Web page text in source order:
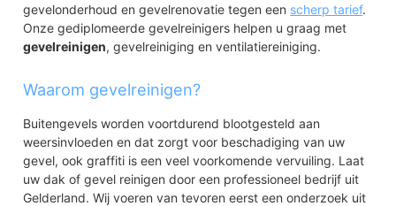
gevelonderhoud en gevelrenovatie tegen een scherp tarief.
Onze gediplomeerde gevelreinigers helpen u graag met
gevelreinigen, gevelreiniging en ventilatiereiniging.
Waarom gevelreinigen?
Buitengevels worden voortdurend blootgesteld aan
weersinvloeden en dat zorgt voor beschadiging van uw
gevel, ook graffiti is een veel voorkomende vervuiling. Laat
uw dak of gevel reinigen door een professioneel bedrijf uit
Gelderland. Wij voeren van tevoren eerst een onderzoek uit